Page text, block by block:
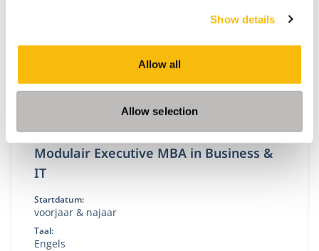
Show details
Allow all
Allow selection
Modulair Executive MBA in Business &
IT
Startdatum:
voorjaar & najaar
Taal:
Engels